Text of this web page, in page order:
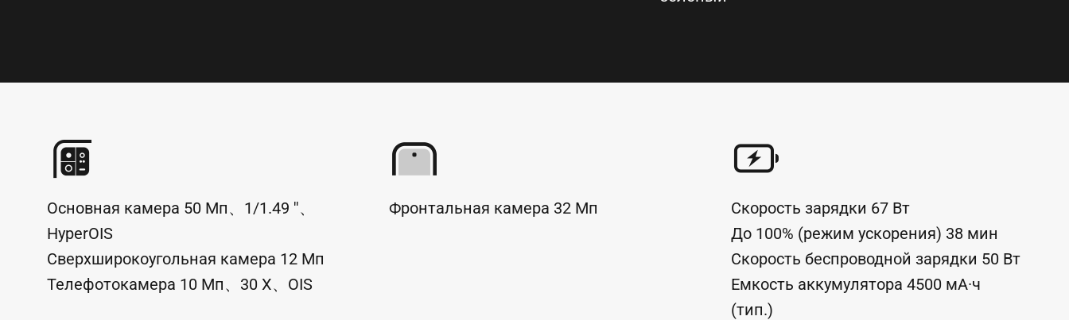
Основная камера 50 Мп、 1/1.49 ''、
HyperOIS
Сверхширокоугольная камера 12 Мп
Телефотокамера 10 Мп、 30 X、 OIS
Фронтальная камера 32 Мп Скорость зарядки 67 Вт
До 100% (режим ускорения) 38 мин
Скорость беспроводной зарядки 50 Вт
Емкость аккумулятора 4500 мА·ч
(тип.)